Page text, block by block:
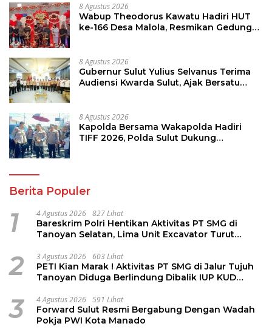
8 Agustus 2026
Wabup Theodorus Kawatu Hadiri HUT
ke-166 Desa Malola, Resmikan Gedung
8 Agustus 2026
Gubernur Sulut Yulius Selvanus Terima
Audiensi Kwarda Sulut, Ajak Bersatu
8 Agustus 2026
Kapolda Bersama Wakapolda Hadiri
TIFF 2026, Polda Sulut Dukung
Berita Populer
1 4 Agustus 2026 827 Lihat
Bareskrim Polri Hentikan Aktivitas PT SMG di
Tanoyan Selatan, Lima Unit Excavator Turut
2 3 Agustus 2026 603 Lihat
PETI Kian Marak ! Aktivitas PT SMG di Jalur Tujuh
Tanoyan Diduga Berlindung Dibalik IUP KUD
3 4 Agustus 2026 591 Lihat
Forward Sulut Resmi Bergabung Dengan Wadah
Pokja PWI Kota Manado